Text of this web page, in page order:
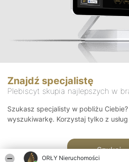
ORŁY Nieruchomości
Znajdź specjalistę
Plebiscyt skupia najlepszych w
Szukasz specjalisty w pobliżu
wyszukiwarkę. Korzystaj tylko z
Szukaj